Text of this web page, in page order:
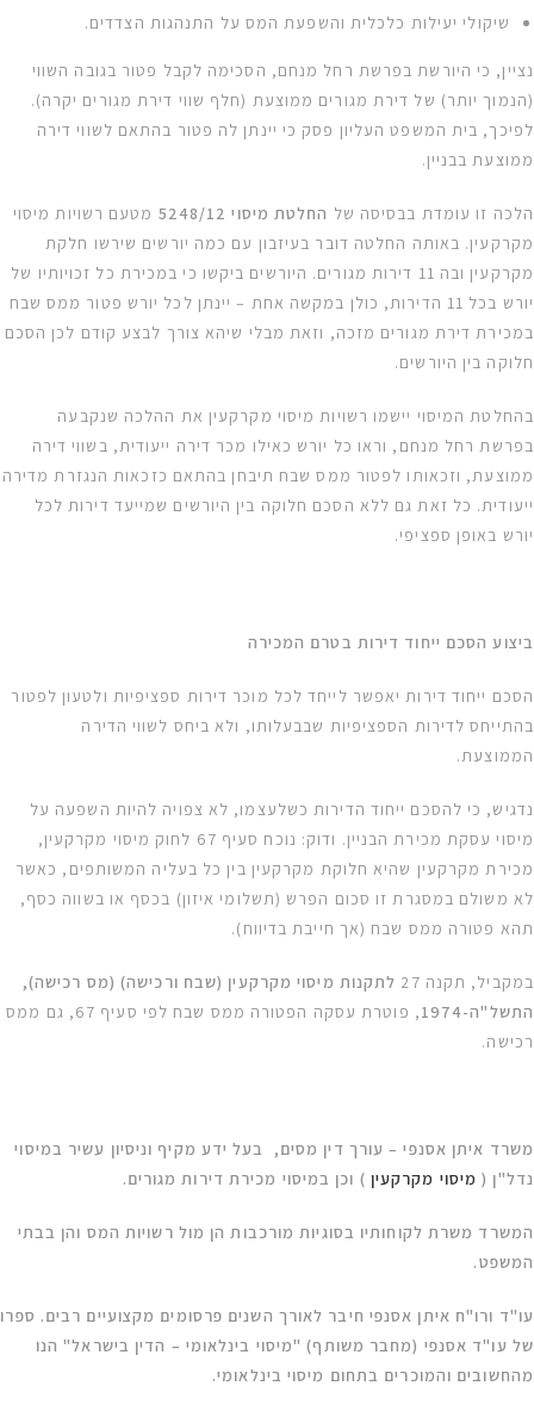
שיקולי יעילות כלכלית והשפעת המס על התנהגות הצדדים.
נציין, כי היורשת בפרשת רחל מנחם, הסכימה לקבל פטור בגובה השווי
(הנמוך יותר) של דירת מגורים ממוצעת (חלף שווי דירת מגורים יקרה).
לפיכך, בית המשפט העליון פסק כי יינתן לה פטור בהתאם לשווי דירה
ממוצעת בבניין.
הלכה זו עומדת בבסיסה של החלטת מיסוי 5248/12
מטעם רשויות מיסוי
מקרקעין. באותה החלטה דובר בעיזבון עם כמה יורשים שירשו חלקת
מקרקעין ובה 11 דירות מגורים. היורשים ביקשו כי במכירת כל זכויותיו של
יורש בכל 11 הדירות, כולן במקשה אחת – יינתן לכל יורש פטור ממס שבח
במכירת דירת מגורים מזכה, וזאת מבלי שיהא צורך לבצע קודם לכן הסכם
חלוקה בין היורשים.
בהחלטת המיסוי יישמו רשויות מיסוי מקרקעין את ההלכה שנקבעה
בפרשת רחל מנחם, וראו כל יורש כאילו מכר דירה ייעודית, בשווי דירה
ממוצעת, וזכאותו לפטור ממס שבח תיבחן בהתאם כזכאות הנגזרת מדירה
ייעודית. כל זאת גם ללא הסכם חלוקה בין היורשים שמייעד דירות לכל
יורש באופן ספציפי.
ביצוע הסכם ייחוד דירות בטרם המכירה
הסכם ייחוד דירות יאפשר לייחד לכל מוכר דירות ספציפיות ולטעון לפטור
בהתייחס לדירות הספציפיות שבבעלותו, ולא ביחס לשווי הדירה
הממוצעת.
נדגיש, כי להסכם ייחוד הדירות כשלעצמו, לא צפויה להיות השפעה על
מיסוי עסקת מכירת הבניין. ודוק: נוכח סעיף 67 לחוק מיסוי מקרקעין,
מכירת מקרקעין שהיא חלוקת מקרקעין בין כל בעליה המשותפים, כאשר
לא משולם במסגרת זו סכום הפרש (תשלומי איזון) בכסף או בשווה כסף,
תהא פטורה ממס שבח (אך חייבת בדיווח).
במקביל, תקנה 27
לתקנות מיסוי מקרקעין (שבח ורכישה) (מס רכישה),
התשל"ה-1974
, פוטרת עסקה הפטורה ממס שבח לפי סעיף 67, גם ממס
רכישה.
משרד איתן אסנפי – עורך דין מסים, בעל ידע מקיף וניסיון עשיר במיסוי
נדל"ן ( מיסוי מקרקעין ) וכן במיסוי מכירת דירות מגורים.
המשרד משרת לקוחותיו בסוגיות מורכבות הן מול רשויות המס והן בבתי
המשפט.
עו"ד ורו"ח איתן אסנפי חיבר לאורך השנים פרסומים מקצועיים רבים. ספרו
של עו"ד אסנפי (מחבר משותף) "מיסוי בינלאומי – הדין בישראל" הנו
מהחשובים והמוכרים בתחום מיסוי בינלאומי.